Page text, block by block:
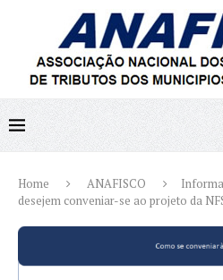
Home ANAFISCO
desejem conveniar-se ao projeto da